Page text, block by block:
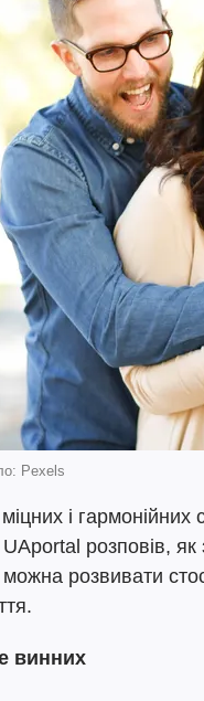
Pexels
і гармонійних
UAportal розповів,
розвивати
винних